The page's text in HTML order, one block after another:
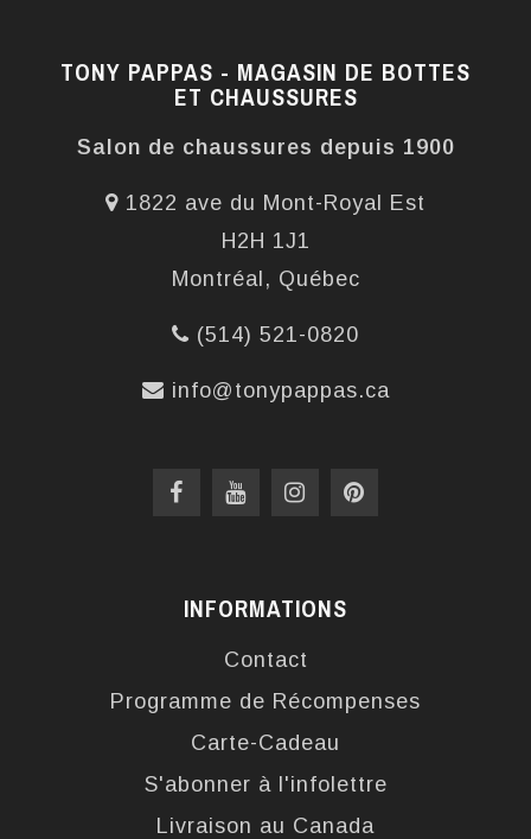
TONY PAPPAS - MAGASIN DE BOTTES
ET CHAUSSURES
Salon de chaussures depuis 1900
1822 ave du Mont-Royal Est
H2H 1J1
Montréal, Québec
(514) 521-0820
info@tonypappas.ca
INFORMATIONS
Contact
Programme de Récompenses
Carte-Cadeau
S'abonner à l'infolettre
Livraison au Canada